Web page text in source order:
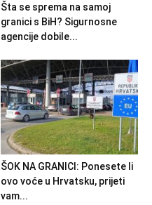
Šta se sprema na samoj
granici s BiH? Sigurnosne
agencije dobile...
ŠOK NA GRANICI: Ponesete li
ovo voće u Hrvatsku, prijeti
vam...